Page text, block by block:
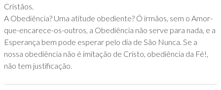
Cristãos.
A Obediência? Uma atitude obediente? Ó irmãos, sem o Amor-
que-encarece-os-outros, a Obediência não serve para nada, e a
Esperança bem pode esperar pelo dia de São Nunca. Se a
nossa obediência não é imitação de Cristo, obediência da Fé!,
não tem justificação.